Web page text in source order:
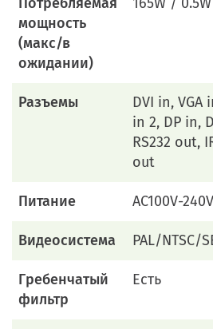
мощность
(макс/в
ожидании)
Разъемы
DVI in, VGA
in 2, DP in,
RS232 out,
out
Питание AC100V-
Видеосистема PAL/NTSC/
Гребенчатый
фильтр
Есть